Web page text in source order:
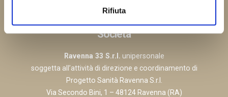
Rifiuta
Società
Ravenna 33 S.r.l. unipersonale
soggetta all’attività di direzione e coordinamento di
Progetto Sanità Ravenna S.r.l.
Via Secondo Bini, 1 – 48124 Ravenna (RA)